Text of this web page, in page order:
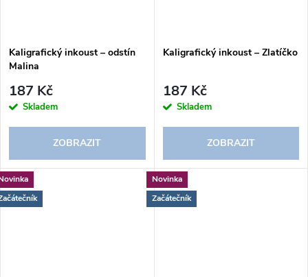
Kaligrafický inkoust – odstín
Malina
187 Kč
Skladem
ZOBRAZIT
Kaligrafický inkoust – Zlatíčko
187 Kč
Skladem
ZOBRAZIT
Novinka
Začátečník